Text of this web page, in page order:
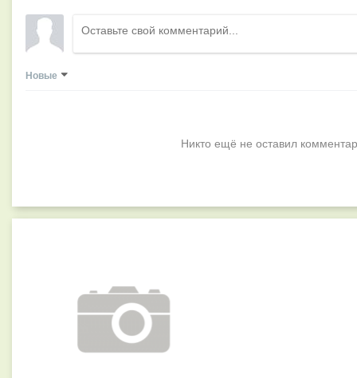
Новые
Никто ещё не оставил